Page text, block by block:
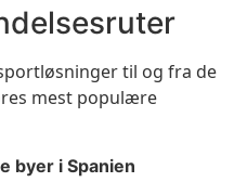
til og fra de
mest populære
byer i Spanien